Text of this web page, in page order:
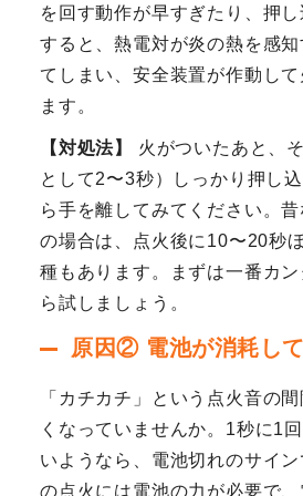
を回す動作が早すぎたり、押
すると、熱電対が炎の熱を感
てしまい、安全装置が作動し
ます。
【対処法】 火がついたあと、
として2〜3秒）しっかり押し
ら手を離してみてください。
の場合は、点火後に10〜20秒
種もあります。まずは一番カ
ら試しましょう。
原因② 電池が消耗し
「カチカチ」という点火音の
くなっていませんか。1秒に1
いようなら、電池切れのサイ
の点火には電池の力が必要で